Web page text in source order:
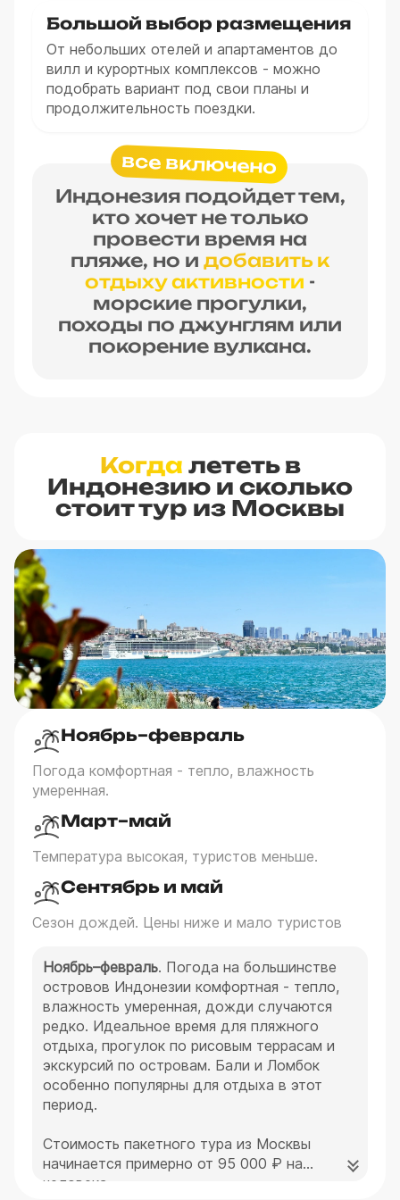
Большой выбор размещения
От небольших отелей и апартаментов до
вилл и курортных комплексов - можно
подобрать вариант под свои планы и
продолжительность поездки.
все включено
Индонезия подойдет тем,
кто хочет не только
провести время на
пляже, но и добавить к
отдыху активности -
морские прогулки,
походы по джунглям или
покорение вулкана.
Ноябрь–февраль
Погода комфортная - тепло, влажность
умеренная.
Март–май
Температура высокая, туристов меньше.
Сентябрь и май
Сезон дождей. Цены ниже и мало туристов
Ноябрь–февраль. Погода на большинстве
островов Индонезии комфортная - тепло,
влажность умеренная, дожди случаются
редко. Идеальное время для пляжного
отдыха, прогулок по рисовым террасам и
экскурсий по островам. Бали и Ломбок
особенно популярны для отдыха в этот
период.
Стоимость пакетного тура из Москвы
начинается примерно от 95 000 ₽ на
человека.
Когда лететь в
Индонезию и сколько
стоит тур из Москвы